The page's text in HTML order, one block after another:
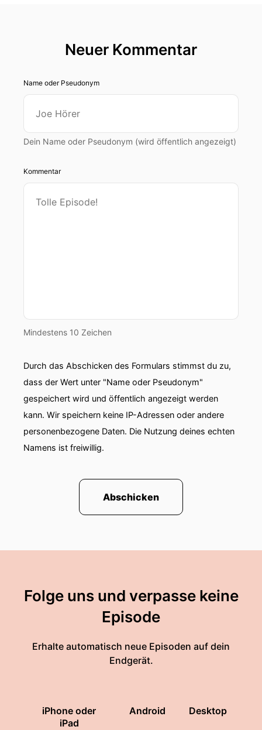
Neuer Kommentar
Name oder Pseudonym
Dein Name oder Pseudonym (wird öffentlich angezeigt)
Kommentar
Mindestens 10 Zeichen
Durch das Abschicken des Formulars stimmst du zu,
dass der Wert unter "Name oder Pseudonym"
gespeichert wird und öffentlich angezeigt werden
kann. Wir speichern keine IP-Adressen oder andere
personenbezogene Daten. Die Nutzung deines echten
Namens ist freiwillig.
Abschicken
Folge uns und verpasse keine
Episode
Erhalte automatisch neue Episoden auf dein
Endgerät.
iPhone oder
iPad
Android Desktop